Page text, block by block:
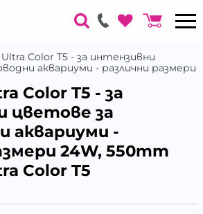
Color T5 - за интензивни
аквариуми - различни размери
Color T5 - за
цветове за
аквариуми -
24W, 550mm
Color T5